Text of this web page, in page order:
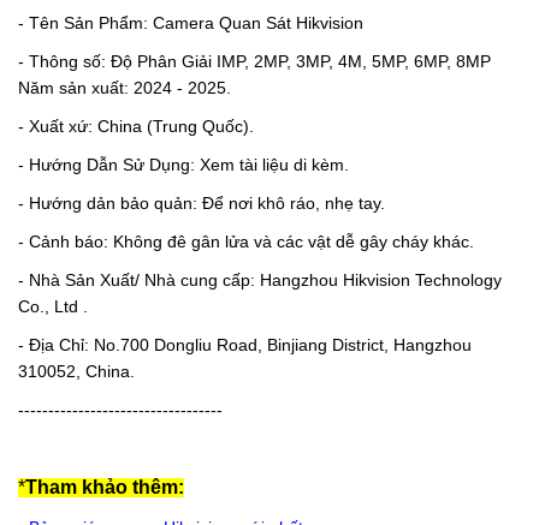
- Tên Sản Phẩm: Camera Quan Sát Hikvision
- Thông số: Độ Phân Giải IMP, 2MP, 3MP, 4M, 5MP, 6MP, 8MP
Năm sản xuất: 2024 - 2025.
- Xuất xứ: China (Trung Quốc).
- Hướng Dẫn Sử Dụng: Xem tài liệu di kèm.
- Hướng dản bảo quản: Để nơi khô ráo, nhẹ tay.
- Cảnh báo: Không đê gân lửa và các vật dễ gây cháy khác.
- Nhà Sản Xuất/ Nhà cung cấp: Hangzhou Hikvision Technology
Co., Ltd .
- Địa Chỉ: No.700 Dongliu Road, Binjiang District, Hangzhou
310052, China.
----------------------------------
*Tham khảo thêm: